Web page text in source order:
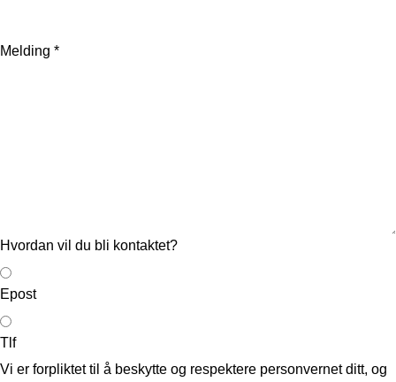
Melding *
Hvordan vil du bli kontaktet?
Epost
Tlf
Vi er forpliktet til å beskytte og respektere personvernet ditt, og